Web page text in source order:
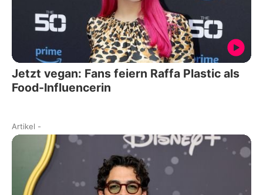
Jetzt vegan: Fans feiern Raffa Plastic als
Food-Influencerin
Artikel -